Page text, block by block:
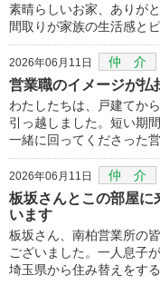
素晴らしいお家、ありが
間取りが家族の生活感と
2026年06月11日 仲 介
営業職のイメージが払
わたしたちは、戸建てか
引っ越しました。短い期
一緒に回ってくださった
2026年06月11日 仲 介
板坂さんとこの部屋に
います
板坂さん、南柏営業所の
ございました。一人息子
埼玉県から住み替えをす